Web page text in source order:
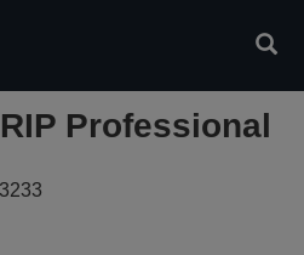
Professional